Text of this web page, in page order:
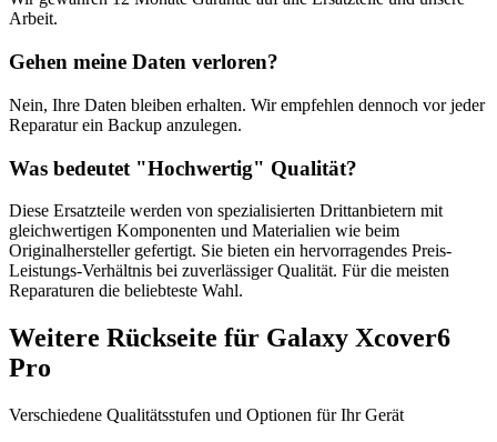
Arbeit.
Gehen meine Daten verloren?
Nein, Ihre Daten bleiben erhalten. Wir empfehlen dennoch vor jeder
Reparatur ein Backup anzulegen.
Was bedeutet "Hochwertig" Qualität?
Diese Ersatzteile werden von spezialisierten Drittanbietern mit
gleichwertigen Komponenten und Materialien wie beim
Originalhersteller gefertigt. Sie bieten ein hervorragendes Preis-
Leistungs-Verhältnis bei zuverlässiger Qualität. Für die meisten
Reparaturen die beliebteste Wahl.
Weitere Rückseite für Galaxy Xcover6
Pro
Verschiedene Qualitätsstufen und Optionen für Ihr Gerät